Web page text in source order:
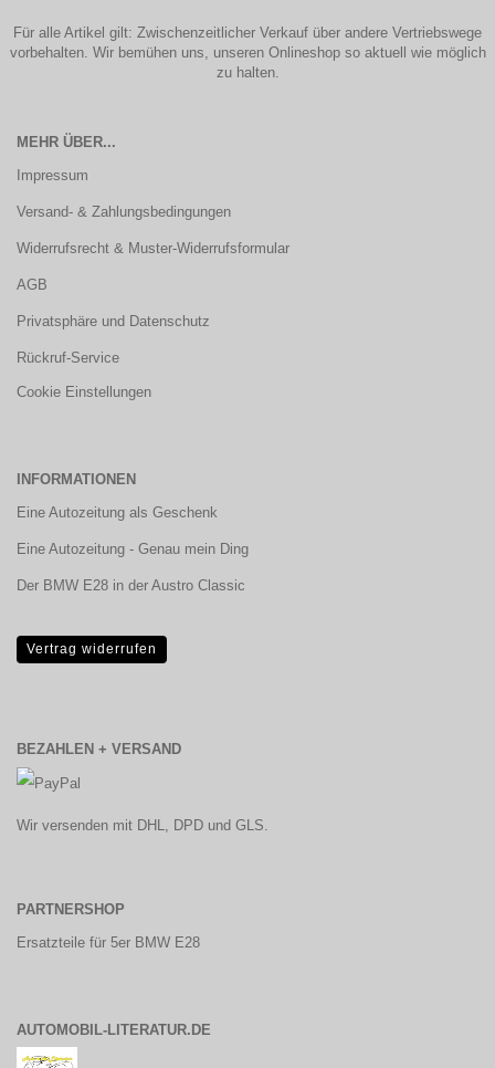
Für alle Artikel gilt: Zwischenzeitlicher Verkauf über andere Vertriebswege
vorbehalten. Wir bemühen uns, unseren Onlineshop so aktuell wie möglich
zu halten.
MEHR ÜBER...
Impressum
Versand- & Zahlungsbedingungen
Widerrufsrecht & Muster-Widerrufsformular
AGB
Privatsphäre und Datenschutz
Rückruf-Service
Cookie Einstellungen
INFORMATIONEN
Eine Autozeitung als Geschenk
Eine Autozeitung - Genau mein Ding
Der BMW E28 in der Austro Classic
Vertrag widerrufen
BEZAHLEN + VERSAND
Wir versenden mit DHL, DPD und GLS.
PARTNERSHOP
Ersatzteile für 5er BMW E28
AUTOMOBIL-LITERATUR.DE